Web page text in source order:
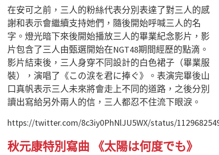
在安可之前，三人的粉絲代表分別表達了對三人的感
謝和表示會繼續支持她們，隨後開始呼喊三人的名
字。燈光暗下來後開始播放三人的畢業紀念影片，影
片包含了三人由甄選開始在NGT48期間經歷的點滴。
影片結束後，三人身穿不同設計的白色裙子（畢業服
裝），演唱了《この涙を君に捧ぐ》。表演完畢後山
口真帆表示三人未來將會走上不同的道路，之後分別
讀出寫給另外兩人的信，三人都忍不住流下眼淚。
https://twitter.com/8c3iy0PhNlJU5WX/status/
秋元康特別寫曲 《太陽は何度でも》